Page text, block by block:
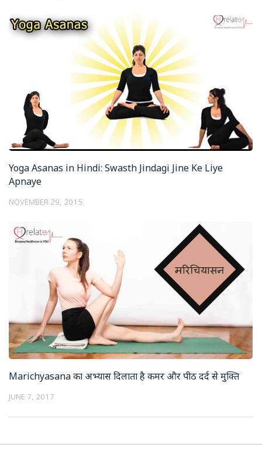
Yoga Asanas in Hindi: Swasth Jindagi Jine Ke Liye
Apnaye
NOVEMBER 29, 2015
Marichyasana का अभ्यास दिलाता है कमर और पीठ दर्द से मुक्ति
JUNE 7, 2017